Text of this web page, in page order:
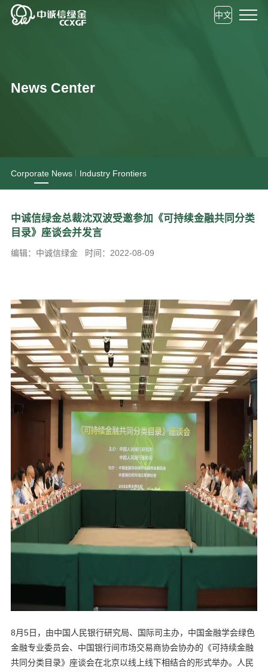
中文
News Center
Corporate News Industry Frontiers
中诚信绿金总裁沈双波受邀参加《可持续金融共同分类
目录》座谈会并发言
编辑：中诚信绿金 时间：2022-08-09
8月5日，由中国人民银行研究局、国际司主办，中国金融学会绿色
金融专业委员会、中国银行间市场交易商协会协办的《可持续金融
共同分类目录》座谈会在北京以线上线下相结合的形式举办。人民